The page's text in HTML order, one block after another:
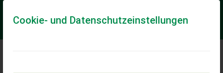
Cookie- und Datenschutzeinstellungen